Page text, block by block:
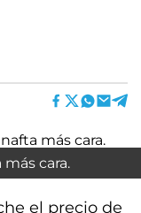
cara.
el precio de